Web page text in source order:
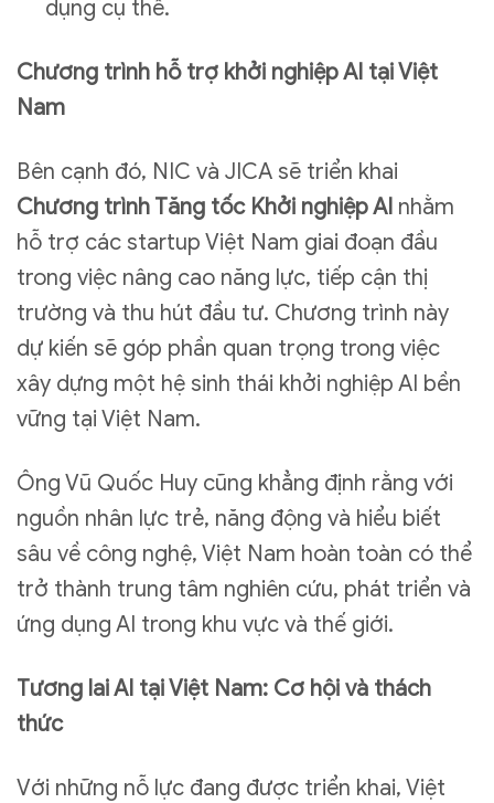
dụng cụ thể.
Chương trình hỗ trợ khởi nghiệp AI tại Việt
Nam
Bên cạnh đó, NIC và JICA sẽ triển khai
Chương trình Tăng tốc Khởi nghiệp AI nhằm
hỗ trợ các startup Việt Nam giai đoạn đầu
trong việc nâng cao năng lực, tiếp cận thị
trường và thu hút đầu tư. Chương trình này
dự kiến sẽ góp phần quan trọng trong việc
xây dựng một hệ sinh thái khởi nghiệp AI bền
vững tại Việt Nam.
Ông Vũ Quốc Huy cũng khẳng định rằng với
nguồn nhân lực trẻ, năng động và hiểu biết
sâu về công nghệ, Việt Nam hoàn toàn có thể
trở thành trung tâm nghiên cứu, phát triển và
ứng dụng AI trong khu vực và thế giới.
Tương lai AI tại Việt Nam: Cơ hội và thách
thức
Với những nỗ lực đang được triển khai, Việt